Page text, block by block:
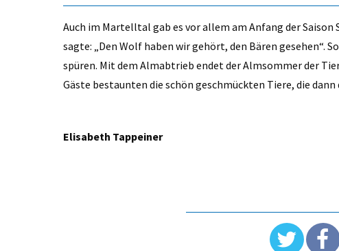
Auch im Martelltal gab es vor allem am Anfang der
sagte: „Den Wolf haben wir gehört, den Bären gesehen“.
spüren. Mit dem Almabtrieb endet der Almsommer der
Gäste bestaunten die schön geschmückten Tiere, die
Elisabeth Tappeiner